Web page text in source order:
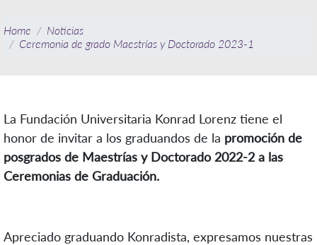
Home
Noticias
Ceremonia de grado Maestrías y Doctorado 2023-1
La Fundación Universitaria Konrad Lorenz tiene el
honor de invitar a los graduandos de la promoción de
posgrados de Maestrías y Doctorado 2022-2 a las
Ceremonias de Graduación.
Apreciado graduando Konradista, expresamos nuestras